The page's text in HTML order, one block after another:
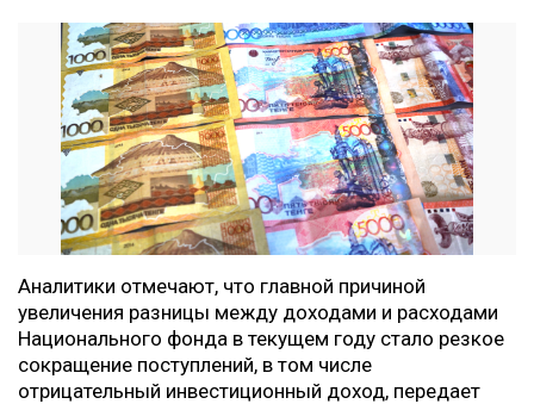
Аналитики отмечают, что главной причиной
увеличения разницы между доходами и расходами
Национального фонда в текущем году стало резкое
сокращение поступлений, в том числе
отрицательный инвестиционный доход, передает